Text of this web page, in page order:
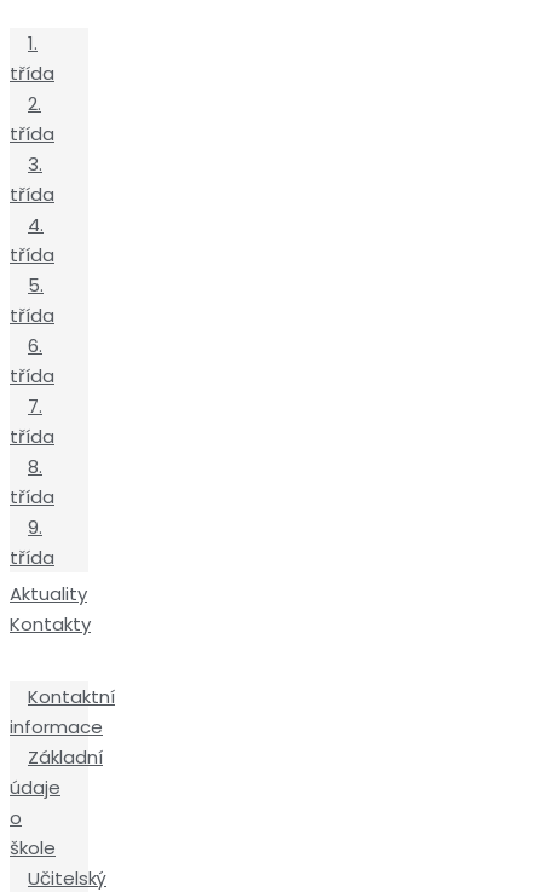
1.
třída
2.
třída
3.
třída
4.
třída
5.
třída
6.
třída
7.
třída
8.
třída
9.
třída
Aktuality
Kontakty
Kontaktní
informace
Základní
údaje
o
škole
Učitelský